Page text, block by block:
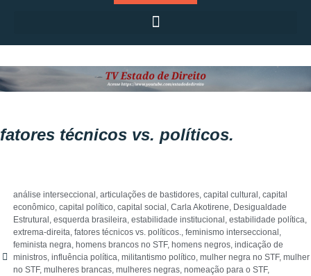
fatores técnicos vs. políticos.
análise interseccional , articulações de bastidores, capital cultural , capital
econômico, capital político, capital social , Carla Akotirene, Desigualdade
Estrutural , esquerda brasileira, estabilidade institucional , estabilidade política,
extrema-direita, fatores técnicos vs. políticos., feminismo interseccional ,
feminista negra, homens brancos no STF, homens negros, indicação de
ministros, influência política, militantismo político, mulher negra no STF, mulher
no STF, mulheres brancas, mulheres negras, nomeação para o STF,